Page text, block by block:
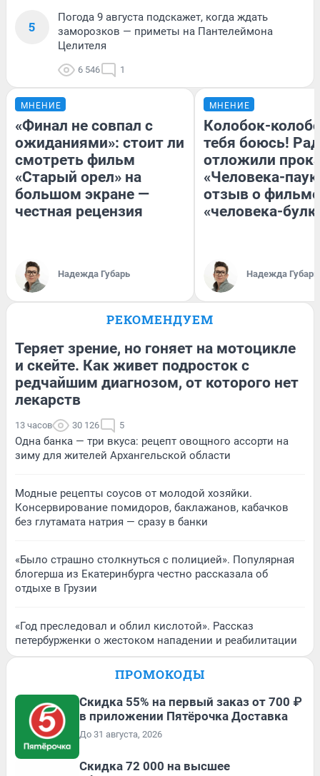
5
Погода 9 августа подскажет, когда ждать
заморозков — приметы на Пантелеймона
Целителя
6 546 1
МНЕНИЕ
«Финал не совпал с
ожиданиями»: стоит ли
смотреть фильм
«Старый орел» на
большом экране —
честная рецензия
Надежда Губарь
МНЕНИЕ
Колобок-
тебя боюсь!
отложили
«Человека-
отзыв о
«человека-
Надежда Губарь
РЕКОМЕНДУЕМ
Теряет зрение, но гоняет на мотоцикле
и скейте. Как живет подросток с
редчайшим диагнозом, от которого нет
лекарств
13 часов 30 126 5
Одна банка — три вкуса: рецепт овощного ассорти на
зиму для жителей Архангельской области
Модные рецепты соусов от молодой хозяйки.
Консервирование помидоров, баклажанов, кабачков
без глутамата натрия — сразу в банки
«Было страшно столкнуться с полицией». Популярная
блогерша из Екатеринбурга честно рассказала об
отдыхе в Грузии
«Год преследовал и облил кислотой». Рассказ
петербурженки о жестоком нападении и реабилитации
ПРОМОКОДЫ
Скидка 55% на первый заказ от 700 ₽
в приложении Пятёрочка Доставка
До 31 августа, 2026
Скидка 72 000 на высшее